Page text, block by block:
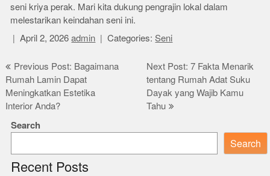
seni kriya perak. Mari kita dukung pengrajin lokal dalam
melestarikan keindahan seni ini.
April 2, 2026 admin Categories:Seni
Post
navigation
Previous Post: Bagaimana
Rumah Lamin Dapat
Meningkatkan Estetika
Interior Anda?
Next Post: 7 Fakta Menarik
tentang Rumah Adat Suku
Dayak yang Wajib Kamu
Tahu
Search
Search
Recent Posts